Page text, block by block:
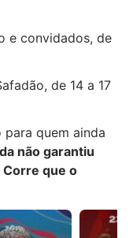
e convidados, de
de 14 a 17
quem ainda
não garantiu
Corre que o